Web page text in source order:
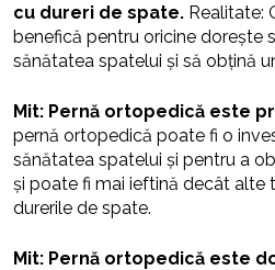
cu dureri de spate. Realitate:
benefică pentru oricine dorește
sănătatea spatelui și să obțină
Mit: Pernă ortopedică este
pernă ortopedică poate fi o
sănătatea spatelui și pentru a
și poate fi mai ieftină decât alte
durerile de spate.
Mit: Pernă ortopedică este